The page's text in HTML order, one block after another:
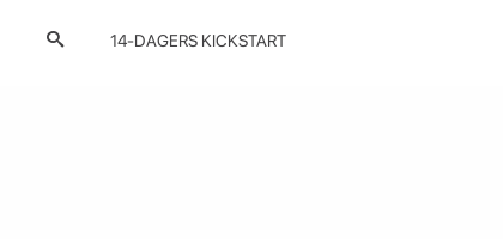
14-DAGERS KICKSTART